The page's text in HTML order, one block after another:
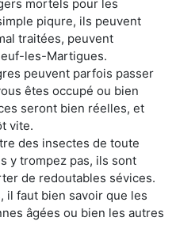
mortels pour les
piqure, ils peuvent
traitées, peuvent
les-Martigues.
peuvent parfois passer
êtes occupé ou bien
seront bien réelles, et
vite.
des insectes de toute
y trompez pas, ils sont
de redoutables sévices.
il faut bien savoir que les
âgées ou bien les autres